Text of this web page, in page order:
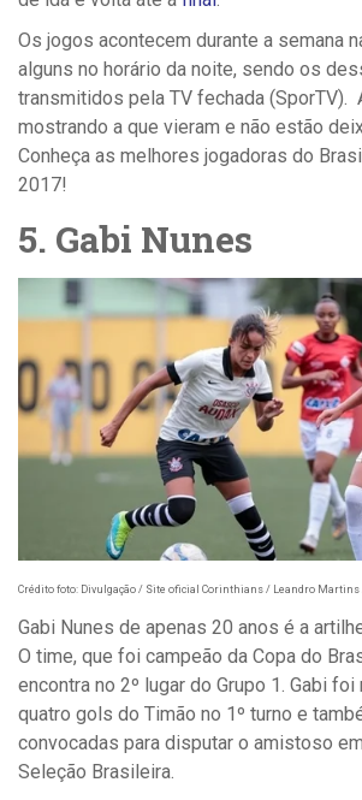
Os jogos acontecem durante a semana
alguns no horário da noite, sendo os
transmitidos pela TV fechada (SporTV).
mostrando a que vieram e não estão
Conheça as melhores jogadoras do
2017!
5. Gabi Nunes
Crédito foto: Divulgação / Site oficial Corinthians / Leandro
Gabi Nunes de apenas 20 anos é a
O time, que foi campeão da Copa do
encontra no 2º lugar do Grupo 1. Gabi
quatro gols do Timão no 1º turno e
convocadas para disputar o amistoso
Seleção Brasileira.